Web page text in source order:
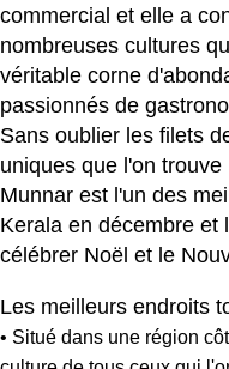
commercial et elle a
nombreuses cultures
véritable corne
passionnés de
Sans oublier les filets
uniques que l'on
Munnar est l'un des
Kerala en décembre et
célébrer Noël et le
Les meilleurs endroits
• Situé dans une région